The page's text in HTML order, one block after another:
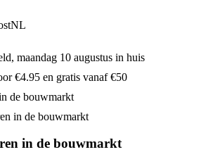
maandag 10 augustus in huis
€4.95 en gratis vanaf €50
de bouwmarkt
in de bouwmarkt
in de bouwmarkt